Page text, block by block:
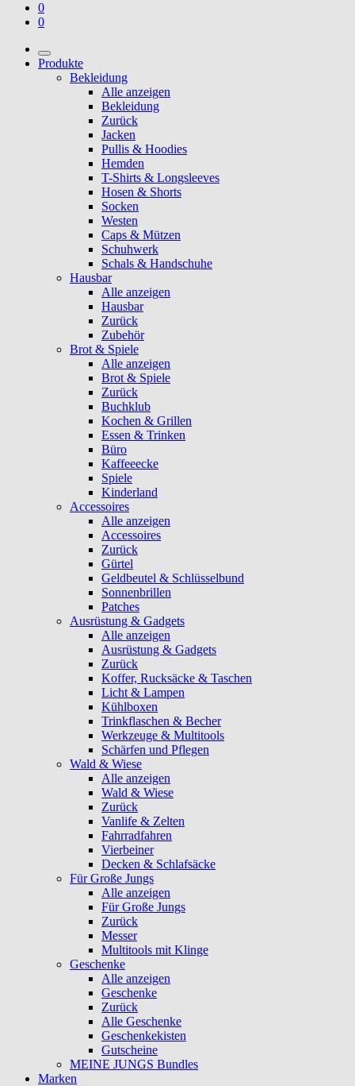
0
0
Produkte
Bekleidung
Alle anzeigen
Bekleidung
Zurück
Jacken
Pullis & Hoodies
Hemden
T-Shirts & Longsleeves
Hosen & Shorts
Socken
Westen
Caps & Mützen
Schuhwerk
Schals & Handschuhe
Hausbar
Alle anzeigen
Hausbar
Zurück
Zubehör
Brot & Spiele
Alle anzeigen
Brot & Spiele
Zurück
Buchklub
Kochen & Grillen
Essen & Trinken
Büro
Kaffeeecke
Spiele
Kinderland
Accessoires
Alle anzeigen
Accessoires
Zurück
Gürtel
Geldbeutel & Schlüsselbund
Sonnenbrillen
Patches
Ausrüstung & Gadgets
Alle anzeigen
Ausrüstung & Gadgets
Zurück
Koffer, Rucksäcke & Taschen
Licht & Lampen
Kühlboxen
Trinkflaschen & Becher
Werkzeuge & Multitools
Schärfen und Pflegen
Wald & Wiese
Alle anzeigen
Wald & Wiese
Zurück
Vanlife & Zelten
Fahrradfahren
Vierbeiner
Decken & Schlafsäcke
Für Große Jungs
Alle anzeigen
Für Große Jungs
Zurück
Messer
Multitools mit Klinge
Geschenke
Alle anzeigen
Geschenke
Zurück
Alle Geschenke
Geschenkekisten
Gutscheine
MEINE JUNGS Bundles
Marken